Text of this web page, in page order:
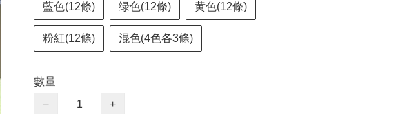
藍色(12條) 绿色(12條) 黄色(12條)
粉紅(12條) 混色(4色各3條)
數量
−
+